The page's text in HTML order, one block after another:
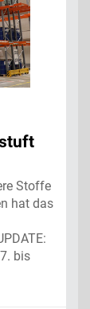
Stoffe
hat das
bis